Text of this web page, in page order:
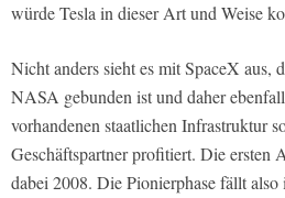
würde Tesla in dieser Art und Weise
Nicht anders sieht es mit SpaceX aus,
NASA gebunden ist und daher
vorhandenen staatlichen Infrastruktur
Geschäftspartner profitiert. Die ersten
dabei 2008. Die Pionierphase fällt